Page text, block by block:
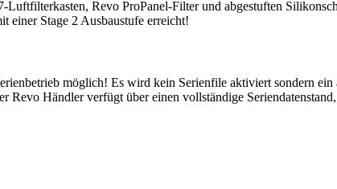
Luftfilterkasten, Revo ProPanel-Filter und abgestuften
einer Stage 2 Ausbaustufe erreicht!
möglich! Es wird kein Serienfile aktiviert sondern
Revo Händler verfügt über einen vollständige